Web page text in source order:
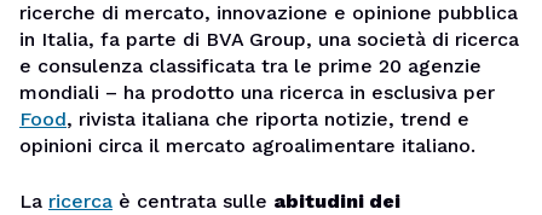
ricerche di mercato, innovazione e opinione pubblica
in Italia, fa parte di BVA Group, una società di ricerca
e consulenza classificata tra le prime 20 agenzie
mondiali – ha prodotto una ricerca in esclusiva per
Food, rivista italiana che riporta notizie, trend e
opinioni circa il mercato agroalimentare italiano.
La ricerca è centrata sulle abitudini dei